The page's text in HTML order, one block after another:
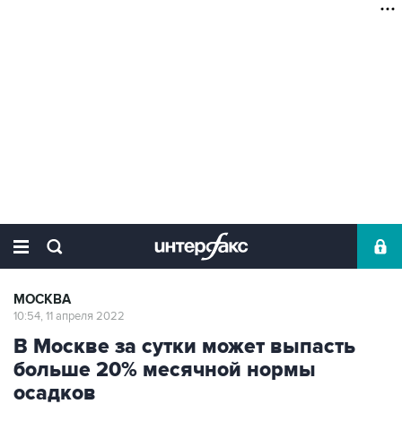
МОСКВА
10:54, 11 апреля 2022
В Москве за сутки может выпасть
больше 20% месячной нормы
осадков